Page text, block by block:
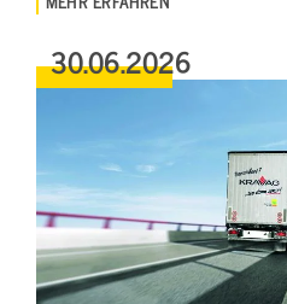
30.06.2026